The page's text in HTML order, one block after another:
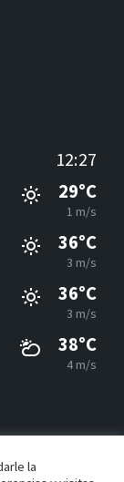
12:27
29°C
1 m/s
36°C
3 m/s
36°C
3 m/s
38°C
4 m/s
la